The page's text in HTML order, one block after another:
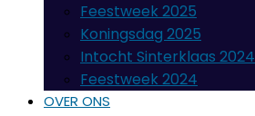
Feestweek 2025
Koningsdag 2025
Intocht Sinterklaas 2024
Feestweek 2024
OVER ONS